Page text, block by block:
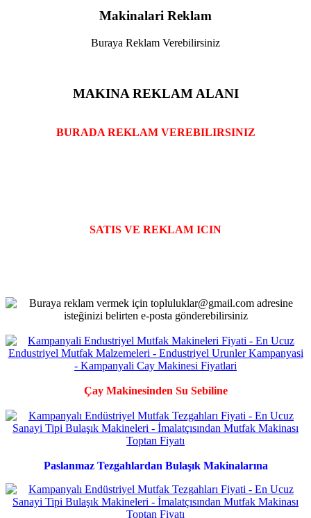
Makinalari Reklam
Buraya Reklam Verebilirsiniz
MAKINA REKLAM ALANI
BURADA REKLAM VEREBILIRSINIZ
SATIS VE REKLAM ICIN
Çay Makinesinden Su Sebiline
Paslanmaz Tezgahlardan Bulaşık Makinalarına